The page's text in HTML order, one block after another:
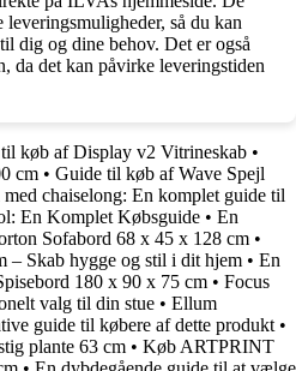
så du kan
dig og dine behov. Det er også
da det kan påvirke leveringstiden
køb af Display v2 Vitrineskab •
cm • Guide til køb af Wave Spejl
med chaiselong: En komplet guide til
En Komplet Købsguide • En
Sofabord 68 x 45 x 128 cm •
Skab hygge og stil i dit hjem • En
180 x 90 x 75 cm • Focus
valg til din stue • Ellum
guide til købere af dette produkt •
plante 63 cm • Køb ARTPRINT